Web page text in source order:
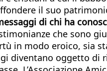
il suo
di chi ha co
che sono
in modo eroico, sia
diventano oggetto di